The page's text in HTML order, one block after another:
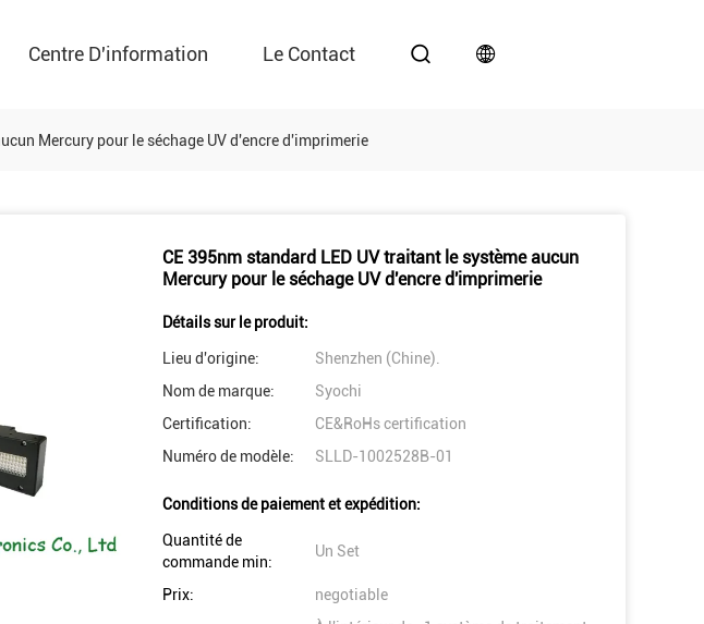
Centre D'information Le Contact
Mercury pour le séchage UV d'encre d'imprimerie
CE 395nm standard LED UV traitant le système aucun
Mercury pour le séchage UV d'encre d'imprimerie
Détails sur le produit:
Lieu d'origine:
Shenzhen (Chine).
Nom de marque:
Syochi
Certification:
CE&RoHs certification
Numéro de modèle:
SLLD-1002528B-01
Conditions de paiement et expédition:
Quantité de
commande min:
Un Set
Prix: negotiable